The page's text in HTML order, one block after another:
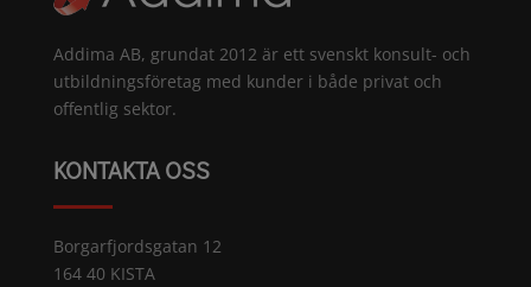
Addima AB, grundat 2012 är ett svenskt konsult- och
utbildningsföretag med kunder i både privat och
offentlig sektor.
KONTAKTA OSS
Borgarfjordsgatan 12
164 40 KISTA